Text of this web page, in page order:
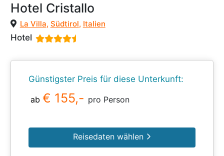
Hotel Cristallo
La Villa, Südtirol, Italien
Hotel
Günstigster Preis für diese Unterkunft:
ab € 155,- pro Person
Reisedaten wählen